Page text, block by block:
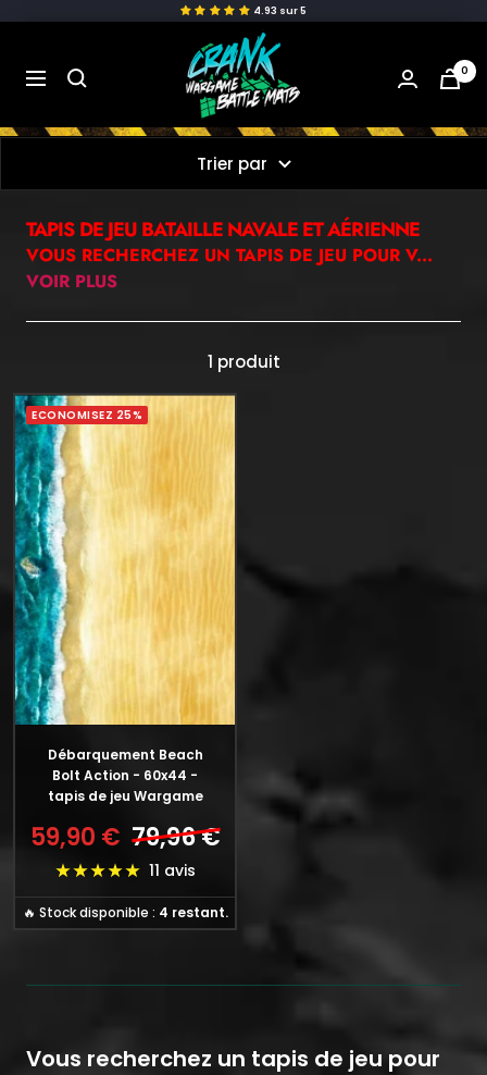
4.93 sur
contenu
Navigation
crank-
wargame
0
Trier par
TAPIS DE JEU BATAILLE NAVALE ET AÉRIENNE
VOUS RECHERCHEZ UN TAPIS DE JEU POUR V...
VOIR PLUS
1 produit
ECONOMISEZ 25%
Débarquement Beach
Bolt Action - 60x44 -
tapis de jeu Wargame
Prix
vente
59,90 € Prix
normal
79,96 €
11 avis
🔥 Stock disponible : 4 restant.
Vous recherchez un tapis de jeu pour